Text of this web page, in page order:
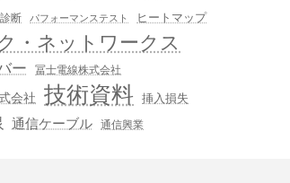
断 パフォーマンステスト ヒートマップ
・ネットワークス
ー 冨士電線株式会社
会社 技術資料 挿入損失
通信ケーブル 通信興業